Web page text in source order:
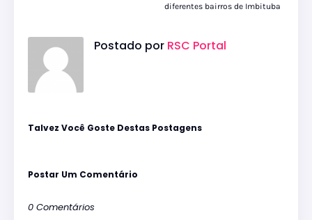
diferentes bairros de Imbituba
Postado por RSC Portal
Talvez Você Goste Destas Postagens
Postar Um Comentário
0 Comentários